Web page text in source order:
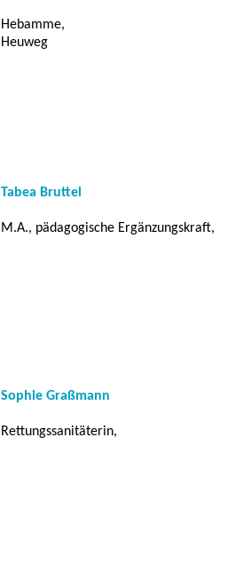
Hebamme,
Heuweg
Tabea Bruttel
M.A., pädagogische Ergänzungskraft,
Sophie Graßmann
Rettungssanitäterin,